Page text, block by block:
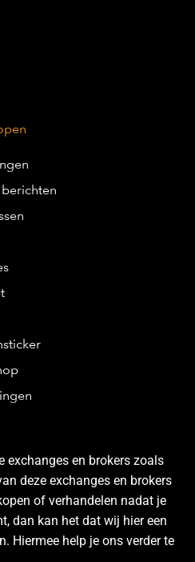
exchanges en brokers zoals
deze exchanges en brokers
of verhandelen nadat je
dan kan het dat wij hier een
Hiermee help je ons verder te